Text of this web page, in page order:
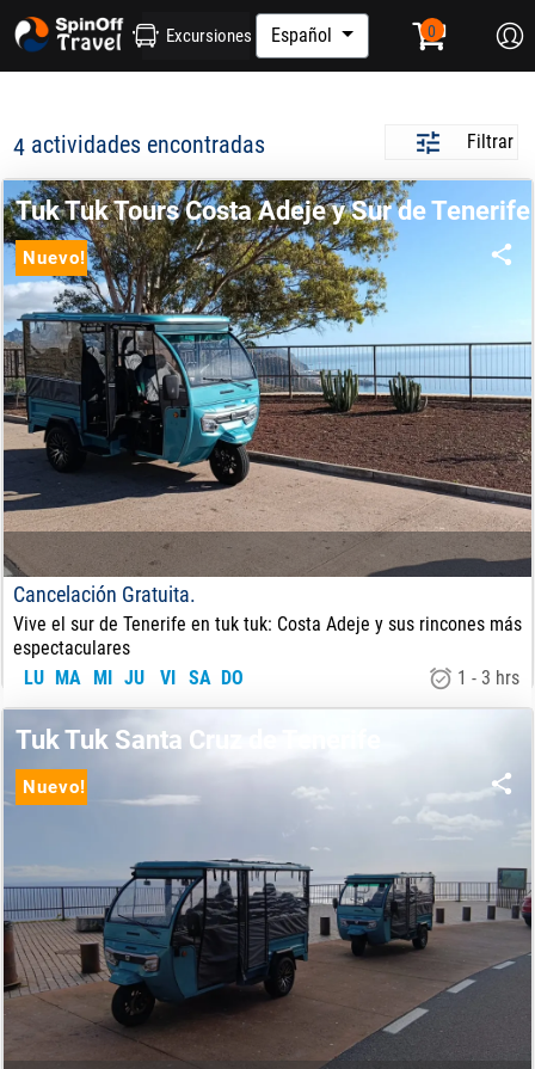
Excursiones Español
4actividades encontradas Filtrar
Nuevo!
Tuk Tuk Tours Costa Adeje y Sur de Tenerife
Cancelación Gratuita.
Vive el sur de Tenerife en tuk tuk: Costa Adeje y sus rincones más
espectaculares
LU MA MI JU VI SA DO 1 - 3 hrs
Nuevo!
Tuk Tuk Santa Cruz de Tenerife